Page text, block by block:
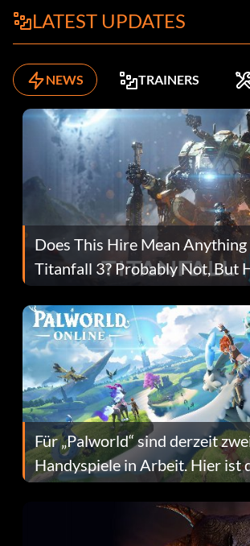
LATEST UPDATES
NEWS TRAINERS
Does This Hire Mean
Titanfall 3? Probably Not, But
Fans Are Hopeful
Für „Palworld“ sind derzeit
Handyspiele in Arbeit. Hier ist
dafür.